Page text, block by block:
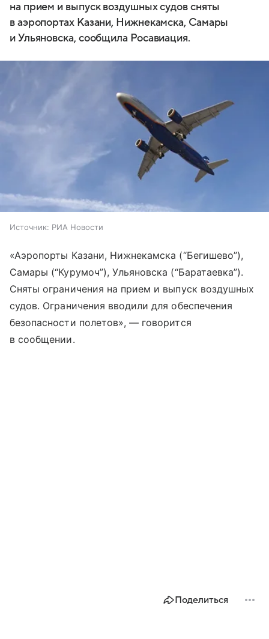
на прием и выпуск воздушных судов сняты
в аэропортах Казани, Нижнекамска, Самары
и Ульяновска, сообщила Росавиация.
Источник: РИА Новости
«Аэропорты Казани, Нижнекамска (“Бегишево”),
Самары (“Курумоч”), Ульяновска (“Баратаевка”).
Сняты ограничения на прием и выпуск воздушных
судов.‍‍‍ Ограничения вводили для обеспечения
безопасности полетов», — говорится
в сообщении.
Поделиться